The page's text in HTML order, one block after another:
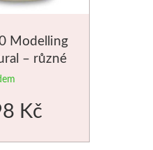
Modelling
– různé
Kč